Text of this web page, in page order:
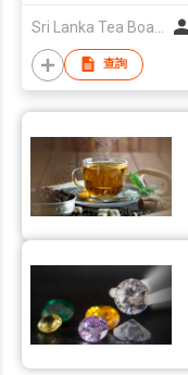
查詢